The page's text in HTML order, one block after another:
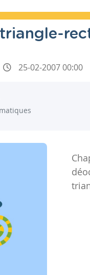
25-02-2007 00:00